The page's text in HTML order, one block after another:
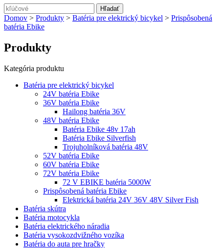
Domov > Produkty > Batéria pre elektrický bicykel > Prispôsobená
batéria Ebike
Produkty
Kategória produktu
Batéria pre elektrický bicykel
24V batéria Ebike
36V batéria Ebike
Hailong batéria 36V
48V batéria Ebike
Batéria Ebike 48v 17ah
Batéria Ebike Silverfish
Trojuholníková batéria 48V
52V batéria Ebike
60V batéria Ebike
72V batéria Ebike
72 V EBIKE batéria 5000W
Prispôsobená batéria Ebike
Elektrická batéria 24V 36V 48V Silver Fish
Batéria skútra
Batéria motocykla
Batéria elektrického náradia
Batéria vysokozdvižného vozíka
Batéria do auta pre hračky